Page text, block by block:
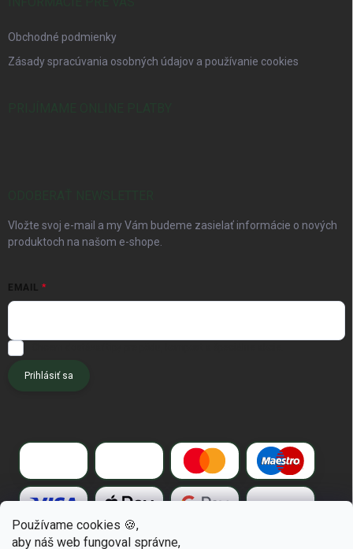
Používame cookies 🍪,
aby náš web fungoval správne,
Obchodné podmienky
Zásady spracúvania osobných údajov a používanie cookies
Vložte svoj e-mail a my Vám budeme zasielať informácie o nových
produktoch na našom e-shope.
EMAIL
Prihlásiť sa